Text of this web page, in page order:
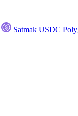
Satmak USDC